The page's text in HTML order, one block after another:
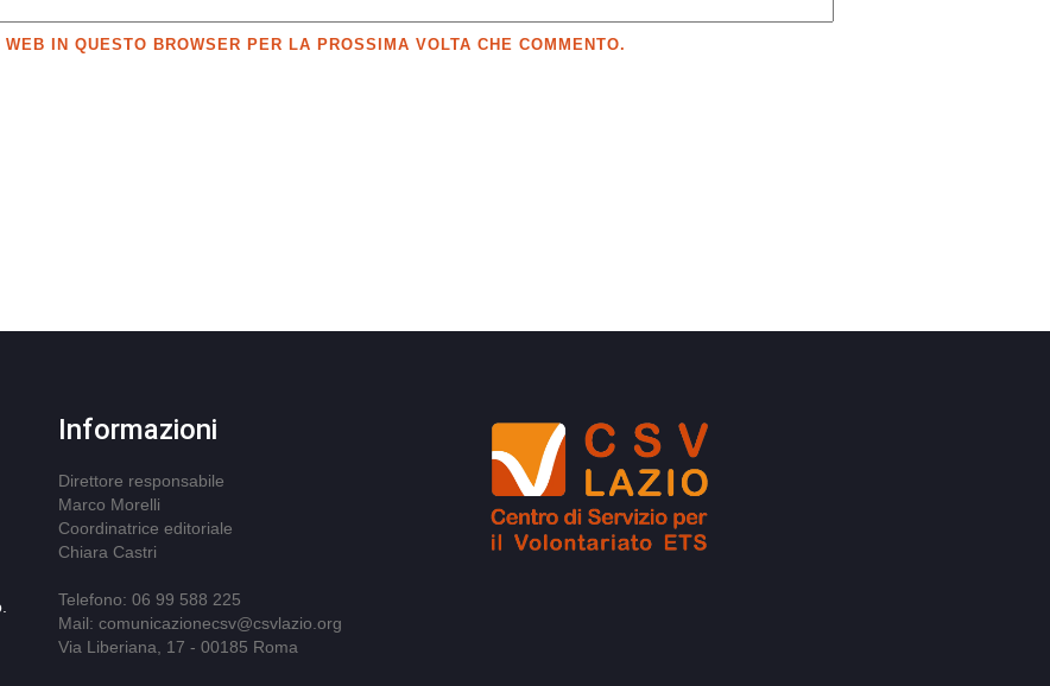
IN QUESTO BROWSER PER LA PROSSIMA VOLTA CHE COMMENTO.
Informazioni
Direttore responsabile
Marco Morelli
Coordinatrice editoriale
Chiara Castri
Telefono: 06 99 588 225
Mail: comunicazionecsv@csvlazio.org
Via Liberiana, 17 - 00185 Roma